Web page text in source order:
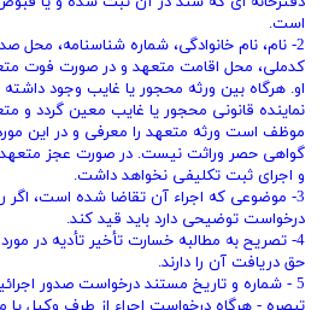
است.
2- نام، نام خانوادگی، شماره شناسنامه، محل
کدملی، محل اقامت متعهد و در صورت فوت
او. هرگاه بین ورثه محجور یا غایب وجود
نماینده قانونی محجور یا غایب معین گردد و
موظف است ورثه متعهد را معرفی و در این
گواهی حصر وراثت نیست. در صورت عجز
و اجرای ثبت تکلیفی نخواهد داشت.
3- موضوعی که اجراء آن تقاضا شده است، اگر
درخواست توضیحی دارد باید قید کند.
4- تصریح به مطالبه خسارت تأخیر تأدیه در
حق دریافت آن را دارند.
5 - شماره و تاریخ مستند درخواست صدور اجرائیه.